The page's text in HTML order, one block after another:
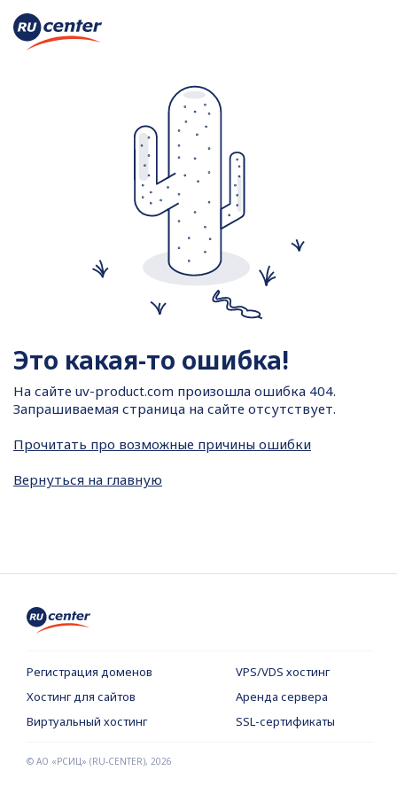
Это какая-то ошибка!
На сайте uv-product.com произошла ошибка 404.
Запрашиваемая страница на сайте отсутствует.
Прочитать про возможные причины ошибки
Вернуться на главную
Регистрация доменов
VPS/VDS хостинг
Хостинг для сайтов
Аренда сервера
Виртуальный хостинг
SSL-сертификаты
© АО «РСИЦ» (RU-CENTER), 2026